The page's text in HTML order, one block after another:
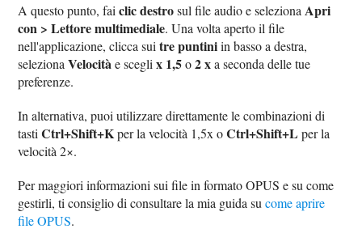
A questo punto, faiclic destrosul file audio e seleziona Apri
con > Lettore multimediale. Una volta aperto il file
nell'applicazione, clicca suitre puntiniin basso a destra,
selezionaVelocitàe sceglix 1,5o2 xa seconda delle tue
preferenze.
In alternativa, puoi utilizzare direttamente le combinazioni di
tastiCtrl+Shift+Kper la velocità 1,5x oCtrl+Shift+L per la
velocità 2×.
Per maggiori informazioni sui file in formato OPUS e su come
gestirli, ti consiglio di consultare la mia guida sucome aprire
file OPUS.